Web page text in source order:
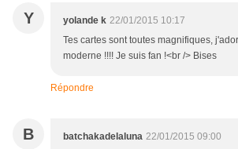
Y yolande k 22/01/2015 10:17
Tes cartes sont toutes magnifiques,
moderne !!!! Je suis fan !<br /> Bises
Répondre
B batchakadelaluna 22/01/2015 09:00